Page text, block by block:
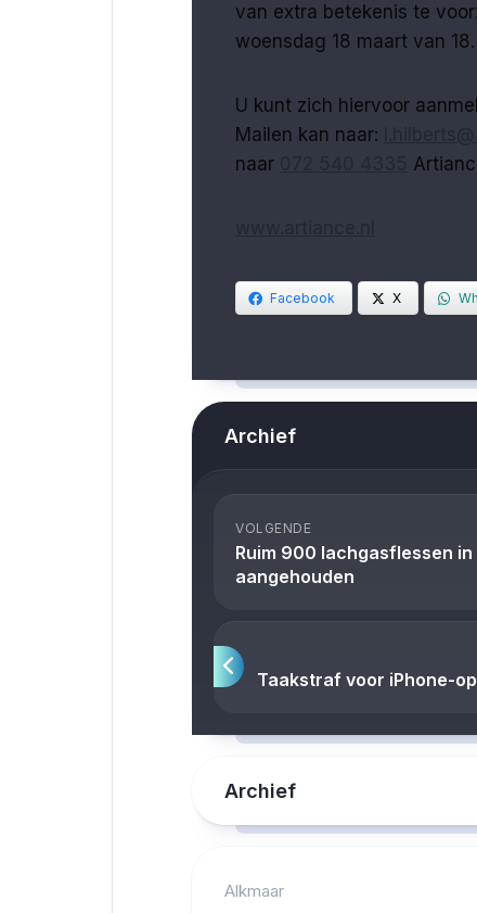
van extra betekenis te
woensdag 18 maart van
U kunt zich hiervoor
Mailen kan naar:
naar
Facebook X
Archief
VOLGENDE
Ruim 900 lachgasflessen
aangehouden
Taakstraf voor iPhone-
Archief
Alkmaar